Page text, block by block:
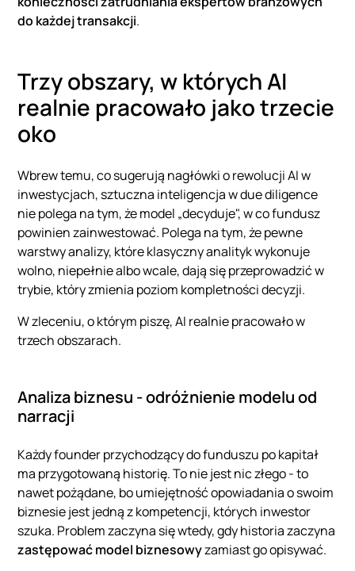
do każdej transakcji.
Trzy obszary, w których AI
realnie pracowało jako trzecie
oko
Wbrew temu, co sugerują nagłówki o rewolucji AI w
inwestycjach, sztuczna inteligencja w due diligence
nie polega na tym, że model „decyduje", w co fundusz
powinien zainwestować. Polega na tym, że pewne
warstwy analizy, które klasyczny analityk wykonuje
wolno, niepełnie albo wcale, dają się przeprowadzić w
trybie, który zmienia poziom kompletności decyzji.
W zleceniu, o którym piszę, AI realnie pracowało w
trzech obszarach.
Analiza biznesu - odróżnienie modelu od
narracji
Każdy founder przychodzący do funduszu po kapitał
ma przygotowaną historię. To nie jest nic złego - to
nawet pożądane, bo umiejętność opowiadania o swoim
biznesie jest jedną z kompetencji, których inwestor
szuka. Problem zaczyna się wtedy, gdy historia zaczyna
zastępować model biznesowyzamiast go opisywać.